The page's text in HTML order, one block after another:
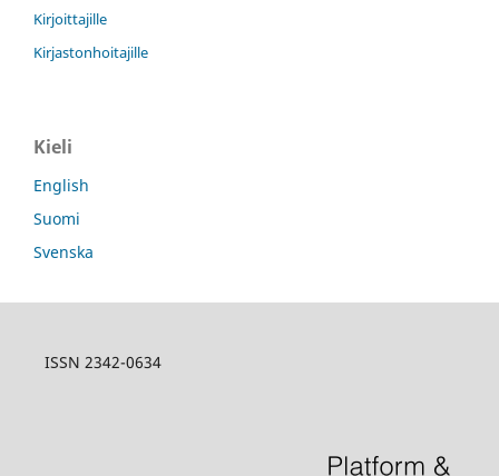
Kirjoittajille
Kirjastonhoitajille
Kieli
English
Suomi
Svenska
ISSN 2342-0634